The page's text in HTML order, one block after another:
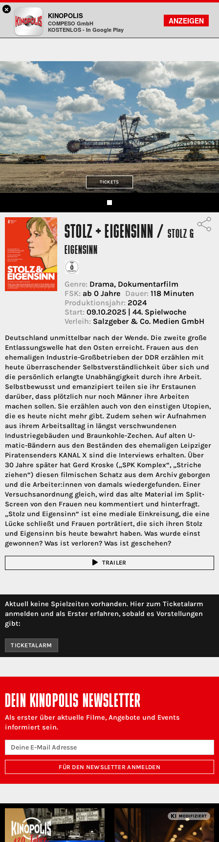
Kinopolis
FILMSUCHE
KONTO
TICKETS
STOLZ + EIGENSINN / STOLZ &
EIGENSINN
Genre: Drama, Dokumentarfilm
FSK: ab 0 Jahre Dauer: 118 Minuten
Produktionsjahr: 2024
Start: 09.10.2025 | 44. Spielwoche
Verleih: Salzgeber & Co. Medien GmbH
Deutschland unmittelbar nach der Wende. Die zweite große
Entlassungswelle hat den Osten erreicht. Frauen aus den
ehemaligen Industrie-Großbetrieben der DDR erzählen mit
heute überraschender Selbstverständlichkeit über sich und
die persönlich erlangte Unabhängigkeit durch ihre Arbeit.
Selbstbewusst und emanzipiert teilen sie ihr Erstaunen
darüber, dass plötzlich nur noch Männer ihre Arbeiten
machen sollen. Sie erzählen auch von den einstigen Utopien,
die es heute nicht mehr gibt. Zudem sehen wir Aufnahmen
aus ihrem Arbeitsalltag in längst verschwundenen
Industriegebäuden und Braunkohle-Zechen. Auf alten U-
matic-Bändern aus den Beständen des ehemaligen Leipziger
Piratensenders KANAL X sind die Interviews erhalten. Über
30 Jahre später hat Gerd Kroske („SPK Komplex“, „Striche
ziehen“) diesen filmischen Schatz aus dem Archiv geborgen
und die Arbeiter:innen von damals wiedergefunden. Einer
Versuchsanordnung gleich, wird das alte Material im Split-
Screen von den Frauen neu kommentiert und hinterfragt.
„Stolz und Eigensinn“ ist eine mediale Einkreisung, die eine
Lücke schließt und Frauen porträtiert, die sich ihren Stolz
und Eigensinn bis heute bewahrt haben. Was wurde einst
gewonnen? Was ist verloren? Was ist geschehen?
TRAILER
Aktuell keine Spielzeiten vorhanden. Hier zum Ticketalarm
anmelden und als Erster erfahren, sobald es Vorstellungen
gibt:
TICKETALARM
DEIN KINOPOLIS NEWSLETTER
Als erster über aktuelle Filme, Angebote und Events
informiert sein.
FÜR DEN NEWSLETTER ANMELDEN
×
KINOPOLIS
COMPESO GmbH
KOSTENLOS - In Google Play
ANZEIGEN